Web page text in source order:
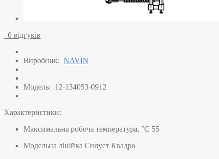
0 відгуків
Виробник: NAVIN
Модель: 12-134053-0912
Характеристики:
Максимальна робоча температура, °C 55
Модельна лінійка Силует Квадро